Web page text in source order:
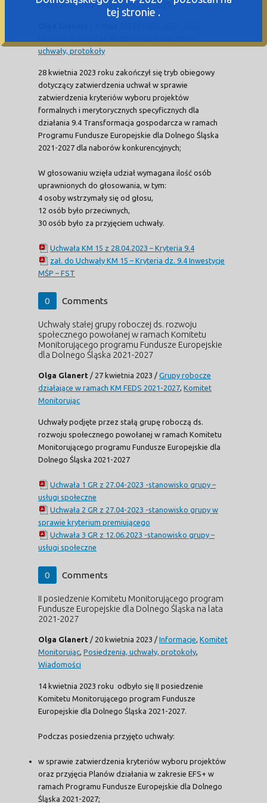
FEDS 2021-2027 – 28 kwietnia 2023 r.
uchwały, protokoły
28 kwietnia 2023 roku zakończył się tryb obiegowy
dotyczący zatwierdzenia uchwał w sprawie
zatwierdzenia kryteriów wyboru projektów
formalnych i merytorycznych specyficznych dla
działania 9.4 Transformacja gospodarcza w ramach
Programu Fundusze Europejskie dla Dolnego Śląska
2021-2027 dla naborów konkurencyjnych;
W głosowaniu wzięła udział wymagana ilość osób
uprawnionych do głosowania, w tym:
4 osoby wstrzymały się od głosu,
12 osób było przeciwnych,
30 osób było za przyjęciem uchwały.
Uchwała KM 15 z 28.04.2023 – Kryteria 9.4
zał. do Uchwały KM 15 – Kryteria dz. 9.4 Inwestycje
MŚP – FST
0 Comments
Uchwały stałej grupy roboczej ds. rozwoju
społecznego powołanej w ramach Komitetu
Monitorującego programu Fundusze Europejskie
dla Dolnego Śląska 2021-2027
Olga Glanert / 27 kwietnia 2023 / Grupy robocze
działające w ramach KM FEDS 2021-2027 Komitet
Monitorując
Uchwały podjęte przez stałą grupę roboczą ds.
rozwoju społecznego powołanej w ramach Komitetu
Monitorującego programu Fundusze Europejskie dla
Dolnego Śląska 2021-2027
Uchwała 1 GR z 27.04-2023 -stanowisko grupy –
usługi społeczne
Uchwała 2 GR z 27.04-2023 -stanowisko grupy w
sprawie kryterium premiującego
Uchwała 3 GR z 12.06.2023 -stanowisko grupy –
usługi społeczne
0 Comments
II posiedzenie Komitetu Monitorującego program
Fundusze Europejskie dla Dolnego Śląska na lata
2021-2027
Olga Glanert / 20 kwietnia 2023 / Informacje Komitet
Monitorując Posiedzenia, uchwały, protokoły
Wiadomości
14 kwietnia 2023 roku odbyło się II posiedzenie
Komitetu Monitorującego program Fundusze
Europejskie dla Dolnego Śląska 2021-2027.
Podczas posiedzenia przyjęto uchwały:
w sprawie zatwierdzenia kryteriów wyboru projektów
oraz przyjęcia Planów działania w zakresie EFS+ w
ramach Programu Fundusze Europejskie dla Dolnego
Śląska 2021-2027;
tej stronie .